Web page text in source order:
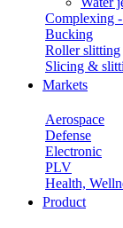
Complexing
Bucking
Roller slitting
Slicing &
Markets
Aerospace
Defense
Electronic
PLV
Health,
Product